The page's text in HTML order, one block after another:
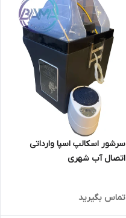
سرشور اسکالپ اسپا وارداتی
اتصال آب شهری
تماس بگیرید